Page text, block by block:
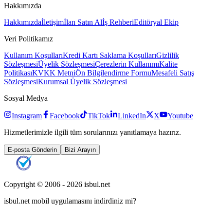
Hakkımızda
Hakkımızdaİletişimİlan Satın Alİş RehberiEditöryal Ekip
Veri Politikamız
Kullanım KoşullarıKredi Kartı Saklama KoşullarıGizlilik
SözleşmesiÜyelik SözleşmesiÇerezlerin KullanımıKalite
PolitikasıKVKK MetniÖn Bilgilendirme FormuMesafeli Satış
SözleşmesiKurumsal Üyelik Sözleşmesi
Sosyal Medya
Instagram Facebook TikTok LinkedIn X
Youtube
Hizmetlerimizle ilgili tüm sorularınızı yanıtlamaya hazırız.
E-posta Gönderin Bizi Arayın
Copyright © 2006 - 2026 isbul.net
isbul.net mobil uygulamasını indirdiniz mi?